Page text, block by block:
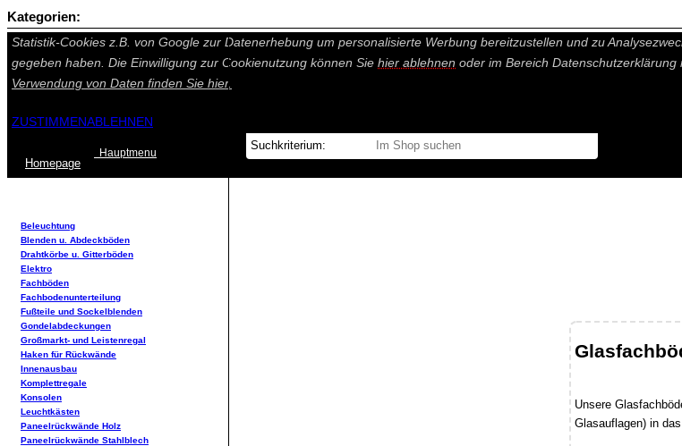
Auf dieser Seite werden technisch notwendige Cookies gesetzt. Technisch nicht notwendige Cookies und Statistik
Statistik-Cookies z.B. von Google zur Datenerhebung um personalisierte Werbung bereitzustellen und zu
gegeben haben. Die Einwilligung zur Cookienutzung können Sie hier ablehnen oder im Bereich
Verwendung von Daten finden Sie hier.
ZUSTIMMENABLEHNEN
Homepage
Hauptmenu
Unsere
Glasauflagen) in
Kategorien:
Beleuchtung
Blenden u. Abdeckböden
Drahtkörbe u. Gitterböden
Elektro
Fachböden
Fachbodenunterteilung
Fußteile und Sockelblenden
Gondelabdeckungen
Großmarkt- und Leistenregal
Haken für Rückwände
Innenausbau
Komplettregale
Konsolen
Leuchtkästen
Paneelrückwände Holz
Paneelrückwände Stahlblech